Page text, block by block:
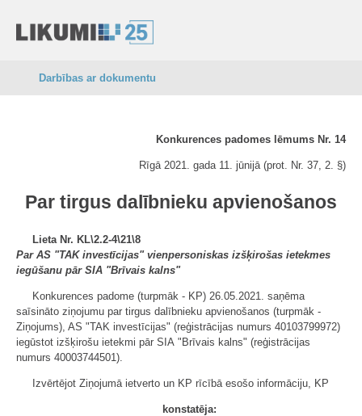
Darbības ar dokumentu
Konkurences padomes lēmums Nr. 14
Rīgā 2021. gada 11. jūnijā (prot. Nr. 37, 2. §)
Par tirgus dalībnieku apvienošanos
Lieta Nr. KL\2.2-4\21\8
Par AS "TAK investīcijas" vienpersoniskas izšķirošas ietekmes
iegūšanu pār SIA "Brīvais kalns"
Konkurences padome (turpmāk - KP) 26.05.2021. saņēma
saīsināto ziņojumu par tirgus dalībnieku apvienošanos (turpmāk -
Ziņojums), AS "TAK investīcijas" (reģistrācijas numurs 40103799972)
iegūstot izšķirošu ietekmi pār SIA "Brīvais kalns" (reģistrācijas
numurs 40003744501).
Izvērtējot Ziņojumā ietverto un KP rīcībā esošo informāciju, KP
konstatēja: